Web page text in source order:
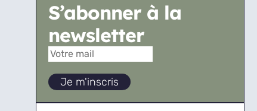
S’abonner à la
newsletter